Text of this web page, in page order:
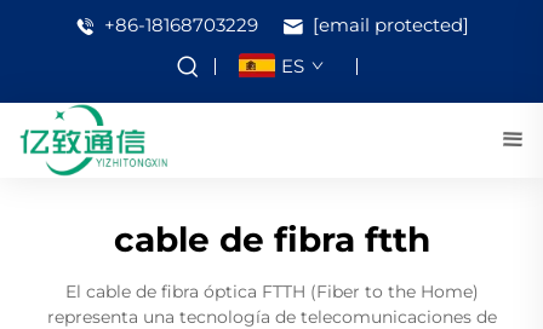
+86-18168703229
[email protected]
ES
cable de fibra ftth
El cable de fibra óptica FTTH (Fiber to the Home)
representa una tecnología de telecomunicaciones de